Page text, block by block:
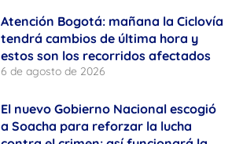
Atención Bogotá: mañana la Ciclovía
tendrá cambios de última hora y
estos son los recorridos afectados
6 de agosto de 2026
El nuevo Gobierno Nacional escogió
a Soacha para reforzar la lucha